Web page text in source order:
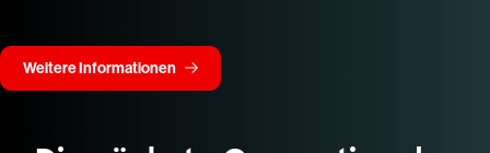
Weitere Informationen